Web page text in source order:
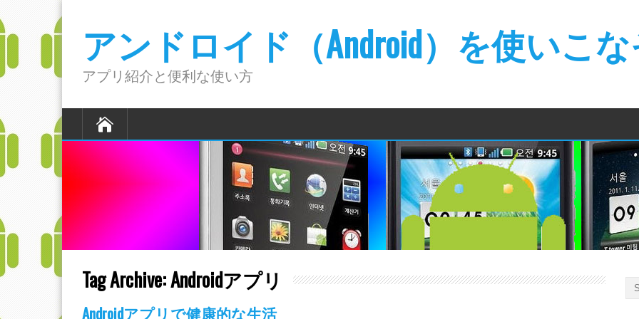
アンドロイド（Android）を使いこ
アプリ紹介と便利な使い方
Tag Archive:Androidアプリ
Androidアプリで健康的な生活